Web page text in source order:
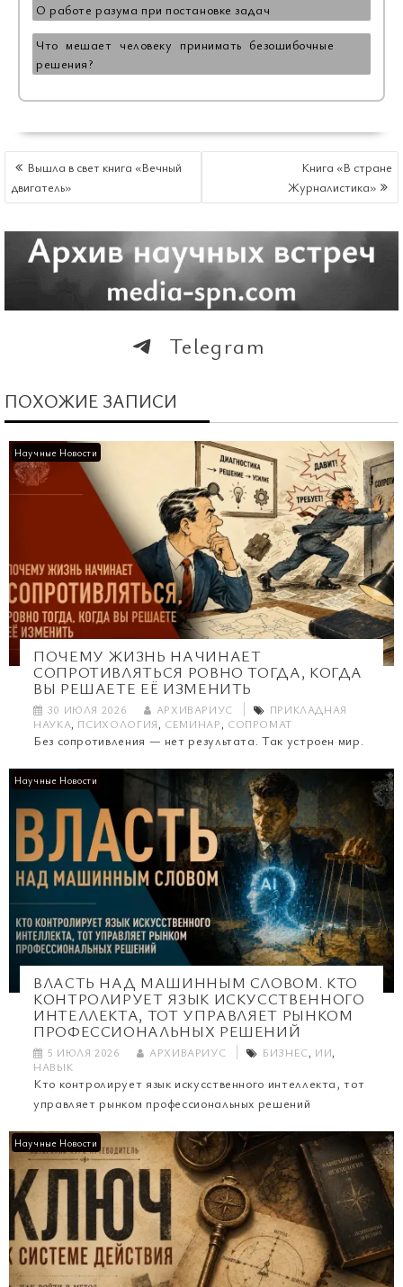
О работе разума при постановке задач
Что мешает человеку принимать безошибочные
решения?
НАВИГАЦИЯ
ПО
ЗАПИСЯМ
Вышла в свет книга «Вечный
двигатель»
Книга «В стране
Журналистика»
Telegram
ПОХОЖИЕ ЗАПИСИ
Научные Новости
ПОЧЕМУ ЖИЗНЬ НАЧИНАЕТ
СОПРОТИВЛЯТЬСЯ РОВНО ТОГДА, КОГДА
ВЫ РЕШАЕТЕ ЕЁ ИЗМЕНИТЬ
30 ИЮЛЯ 2026 АРХИВАРИУС
ПРИКЛАДНАЯ
НАУКА, ПСИХОЛОГИЯ, СЕМИНАР, СОПРОМАТ
Без сопротивления — нет результата. Так устроен мир.
Научные Новости
ВЛАСТЬ НАД МАШИННЫМ СЛОВОМ. КТО
КОНТРОЛИРУЕТ ЯЗЫК ИСКУССТВЕННОГО
ИНТЕЛЛЕКТА, ТОТ УПРАВЛЯЕТ РЫНКОМ
ПРОФЕССИОНАЛЬНЫХ РЕШЕНИЙ
5 ИЮЛЯ 2026 АРХИВАРИУС БИЗНЕС, ИИ,
НАВЫК
Кто контролирует язык искусственного интеллекта, тот
управляет рынком профессиональных решений
Научные Новости